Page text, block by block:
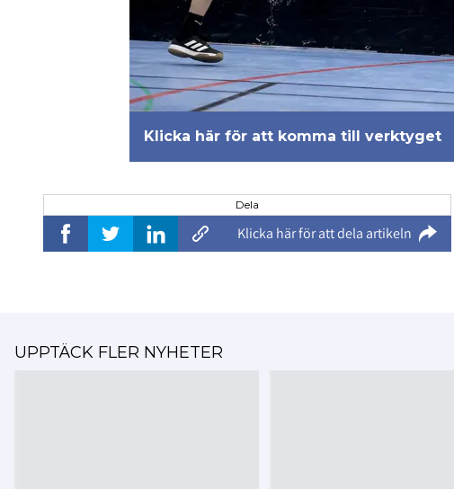
Klicka här för att komma till verktyget
Dela
Klicka här för att dela artikeln
UPPTÄCK FLER NYHETER